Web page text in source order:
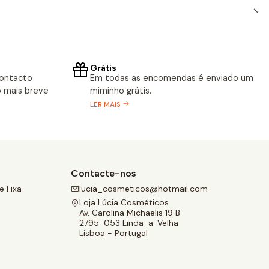
mais breve
Grátis
Em todas as encomendas é enviado um
miminho grátis.
LER MAIS
Fixa
Contacte-nos
lucia_cosmeticos@hotmail.com
Loja Lúcia Cosméticos
Av. Carolina Michaelis 19 B
2795-053 Linda-a-Velha
Lisboa - Portugal